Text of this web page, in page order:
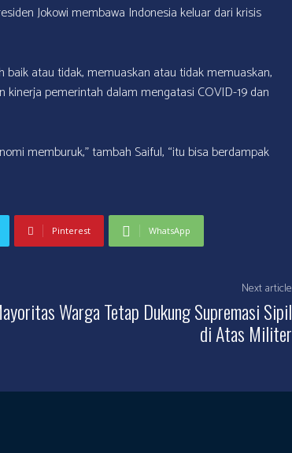
Jokowi membawa Indonesia keluar dari krisis
baik atau tidak, memuaskan atau tidak memuaskan,
pemerintah dalam mengatasi COVID-19 dan
memburuk,” tambah Saiful, “itu bisa berdampak
Pinterest WhatsApp
Next article
Warga Tetap Dukung Supremasi Sipil
di Atas Militer